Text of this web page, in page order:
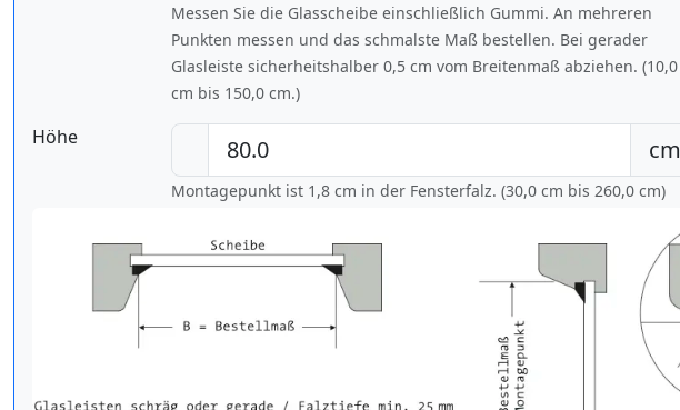
Messen Sie die Glasscheibe einschließlich Gummi. An mehreren
Punkten messen und das schmalste Maß bestellen. Bei gerader
Glasleiste sicherheitshalber 0,5 cm vom Breitenmaß abziehen. (10,0
cm bis 150,0 cm.)
Höhe cm
Montagepunkt ist 1,8 cm in der Fensterfalz. (30,0 cm bis 260,0 cm)